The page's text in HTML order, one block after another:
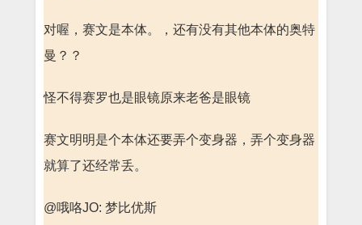
对喔，赛文是本体。，还有没有其他本体的奥特
曼？？
怪不得赛罗也是眼镜原来老爸是眼镜
赛文明明是个本体还要弄个变身器，弄个变身器
就算了还经常丢。
@哦咯JO: 梦比优斯